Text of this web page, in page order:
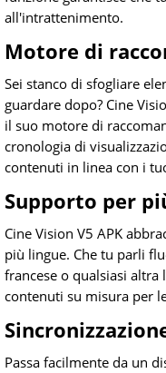
all'intrattenimento.
Motore di
Sei stanco di sfogliare
guardare dopo? Cine
il suo motore di
cronologia di
contenuti in linea con i
Supporto per
Cine Vision V5 APK
più lingue. Che tu parli
francese o qualsiasi altra
contenuti su misura per
Passa facilmente da un